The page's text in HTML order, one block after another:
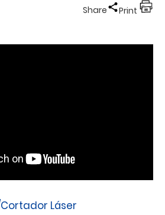
Share Print
Láser